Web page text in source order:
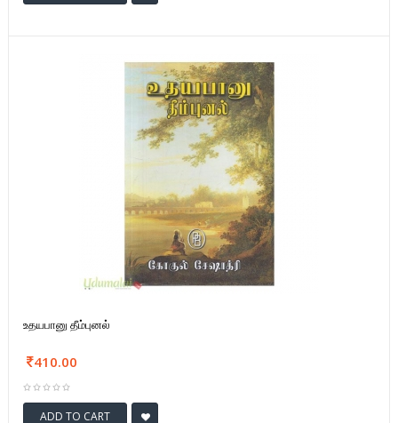
உதயபானு தீம்புனல்
410.00
ADD TO CART